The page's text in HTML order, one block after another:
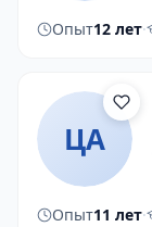
Опыт12 лет·
ЦА
Опыт11 лет·